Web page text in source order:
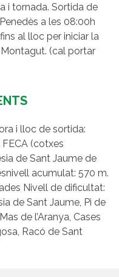
i tornada. Sortida de
a les 08:00h
al lloc per iniciar la
(cal portar
i lloc de sortida:
(cotxes
de Sant Jaume de
acumulat: 570 m.
Nivell de dificultat:
de Sant Jaume, Pi de
de l’Aranya, Cases
Racó de Sant